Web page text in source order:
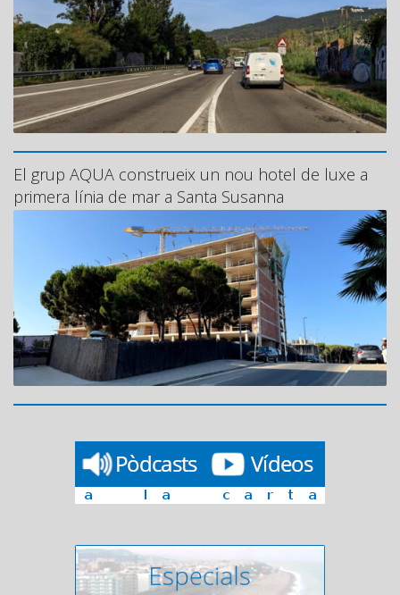
El grup AQUA construeix un nou hotel de luxe a
primera línia de mar a Santa Susanna